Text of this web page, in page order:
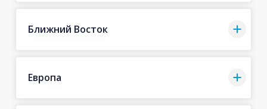
Ближний Восток
Европа